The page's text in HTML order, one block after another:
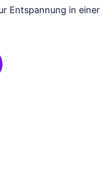
Entspannung in einer